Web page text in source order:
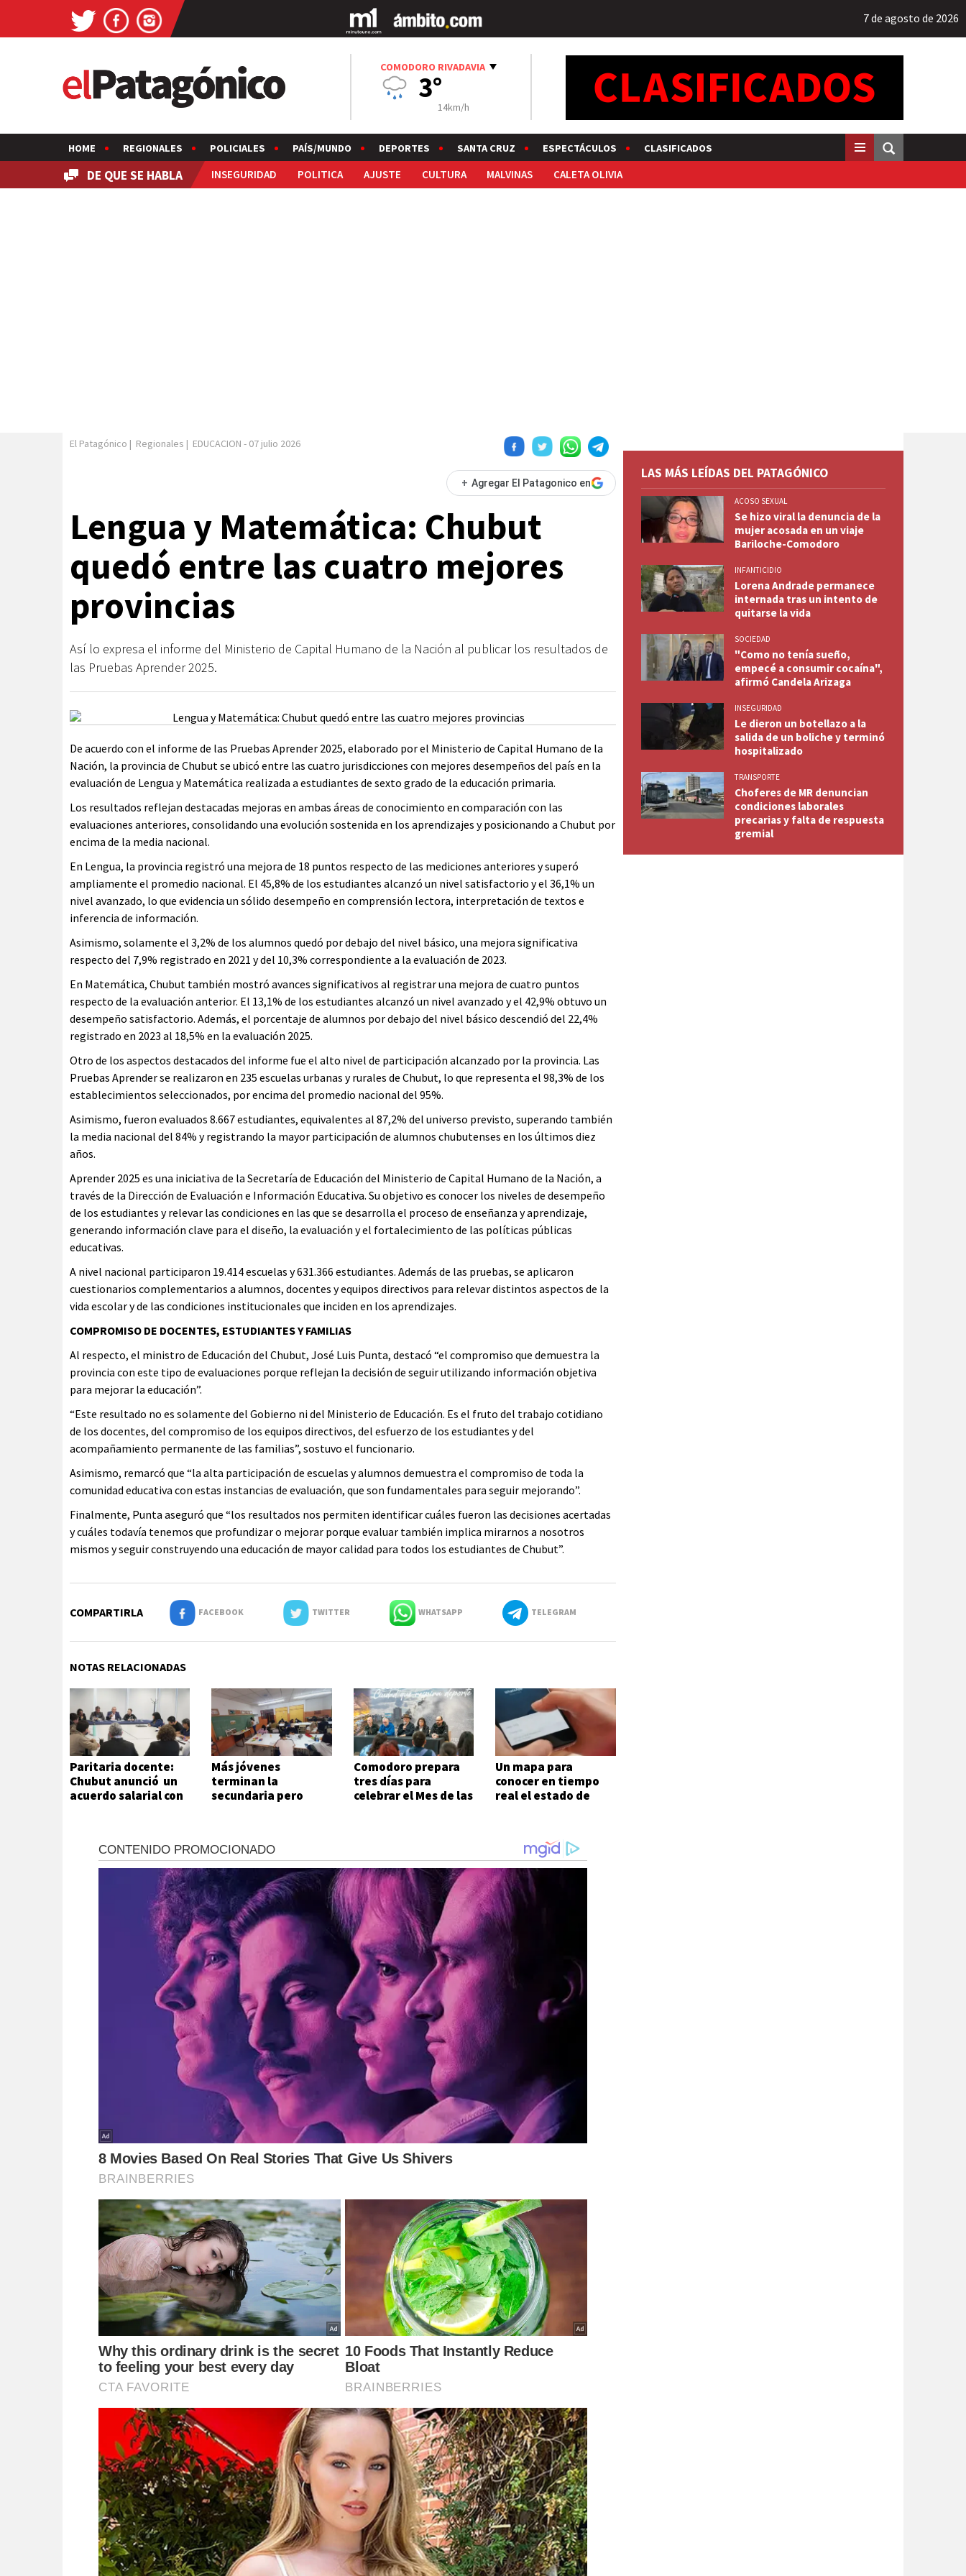
7 de agosto de 2026
COMODORO RIVADAVIA
3°
14km/h
HOME REGIONALES POLICIALES PAÍS/MUNDO DEPORTES SANTA CRUZ ESPECTÁCULOS CLASIFICADOS
DE QUE SE HABLA INSEGURIDAD POLITICA AJUSTE CULTURA MALVINAS CALETA OLIVIA
El Patagónico | Regionales | EDUCACION - 07 julio 2026
+ Agregar El Patagonico en
Lengua y Matemática: Chubut
quedó entre las cuatro mejores
provincias
Así lo expresa el informe del Ministerio de Capital Humano de la Nación al publicar los resultados de
las Pruebas Aprender 2025.
De acuerdo con el informe de las Pruebas Aprender 2025, elaborado por el Ministerio de Capital Humano de la
Nación, la provincia de Chubut se ubicó entre las cuatro jurisdicciones con mejores desempeños del país en la
evaluación de Lengua y Matemática realizada a estudiantes de sexto grado de la educación primaria.
Los resultados reflejan destacadas mejoras en ambas áreas de conocimiento en comparación con las
evaluaciones anteriores, consolidando una evolución sostenida en los aprendizajes y posicionando a Chubut por
encima de la media nacional.
En Lengua, la provincia registró una mejora de 18 puntos respecto de las mediciones anteriores y superó
ampliamente el promedio nacional. El 45,8% de los estudiantes alcanzó un nivel satisfactorio y el 36,1% un
nivel avanzado, lo que evidencia un sólido desempeño en comprensión lectora, interpretación de textos e
inferencia de información.
Asimismo, solamente el 3,2% de los alumnos quedó por debajo del nivel básico, una mejora significativa
respecto del 7,9% registrado en 2021 y del 10,3% correspondiente a la evaluación de 2023.
En Matemática, Chubut también mostró avances significativos al registrar una mejora de cuatro puntos
respecto de la evaluación anterior. El 13,1% de los estudiantes alcanzó un nivel avanzado y el 42,9% obtuvo un
desempeño satisfactorio. Además, el porcentaje de alumnos por debajo del nivel básico descendió del 22,4%
registrado en 2023 al 18,5% en la evaluación 2025.
Otro de los aspectos destacados del informe fue el alto nivel de participación alcanzado por la provincia. Las
Pruebas Aprender se realizaron en 235 escuelas urbanas y rurales de Chubut, lo que representa el 98,3% de los
establecimientos seleccionados, por encima del promedio nacional del 95%.
Asimismo, fueron evaluados 8.667 estudiantes, equivalentes al 87,2% del universo previsto, superando también
la media nacional del 84% y registrando la mayor participación de alumnos chubutenses en los últimos diez
años.
Aprender 2025 es una iniciativa de la Secretaría de Educación del Ministerio de Capital Humano de la Nación, a
través de la Dirección de Evaluación e Información Educativa. Su objetivo es conocer los niveles de desempeño
de los estudiantes y relevar las condiciones en las que se desarrolla el proceso de enseñanza y aprendizaje,
generando información clave para el diseño, la evaluación y el fortalecimiento de las políticas públicas
educativas.
A nivel nacional participaron 19.414 escuelas y 631.366 estudiantes. Además de las pruebas, se aplicaron
cuestionarios complementarios a alumnos, docentes y equipos directivos para relevar distintos aspectos de la
vida escolar y de las condiciones institucionales que inciden en los aprendizajes.
COMPROMISO DE DOCENTES, ESTUDIANTES Y FAMILIAS
Al respecto, el ministro de Educación del Chubut, José Luis Punta, destacó “el compromiso que demuestra la
provincia con este tipo de evaluaciones porque reflejan la decisión de seguir utilizando información objetiva
para mejorar la educación”.
“Este resultado no es solamente del Gobierno ni del Ministerio de Educación. Es el fruto del trabajo cotidiano
de los docentes, del compromiso de los equipos directivos, del esfuerzo de los estudiantes y del
acompañamiento permanente de las familias”, sostuvo el funcionario.
Asimismo, remarcó que “la alta participación de escuelas y alumnos demuestra el compromiso de toda la
comunidad educativa con estas instancias de evaluación, que son fundamentales para seguir mejorando”.
Finalmente, Punta aseguró que “los resultados nos permiten identificar cuáles fueron las decisiones acertadas
y cuáles todavía tenemos que profundizar o mejorar porque evaluar también implica mirarnos a nosotros
mismos y seguir construyendo una educación de mayor calidad para todos los estudiantes de Chubut”.
COMPARTIRLA FACEBOOK TWITTER WHATSAPP TELEGRAM
NOTAS RELACIONADAS
Paritaria docente:
Chubut anunció un
acuerdo salarial con
Más jóvenes
terminan la
secundaria pero
Comodoro prepara
tres días para
celebrar el Mes de las
Un mapa para
conocer en tiempo
real el estado de
LAS MÁS LEÍDAS DEL PATAGÓNICO
ACOSO SEXUAL
Se hizo viral la denuncia de la
mujer acosada en un viaje
Bariloche-Comodoro
INFANTICIDIO
Lorena Andrade permanece
internada tras un intento de
quitarse la vida
SOCIEDAD
"Como no tenía sueño,
empecé a consumir cocaína",
afirmó Candela Arizaga
INSEGURIDAD
Le dieron un botellazo a la
salida de un boliche y terminó
hospitalizado
TRANSPORTE
Choferes de MR denuncian
condiciones laborales
precarias y falta de respuesta
gremial